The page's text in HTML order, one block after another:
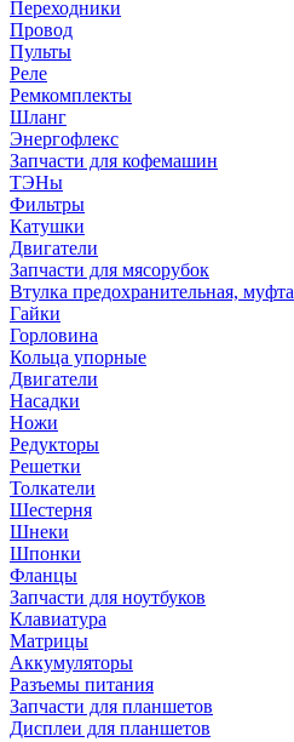
Переходники
Провод
Пульты
Реле
Ремкомплекты
Шланг
Энергофлекс
Запчасти для кофемашин
ТЭНы
Фильтры
Катушки
Двигатели
Запчасти для мясорубок
Втулка предохранительная, муфта
Гайки
Горловина
Кольца упорные
Двигатели
Насадки
Ножи
Редукторы
Решетки
Толкатели
Шестерня
Шнеки
Шпонки
Фланцы
Запчасти для ноутбуков
Клавиатура
Матрицы
Аккумуляторы
Разъемы питания
Запчасти для планшетов
Дисплеи для планшетов